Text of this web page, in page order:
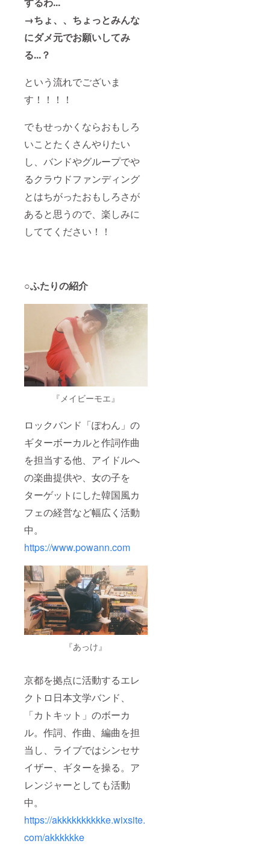
→ちょ、、ちょっとみんな
にダメ元でお願いしてみ
る...？
という流れでございま
す！！！！
でもせっかくならおもしろ
いことたくさんやりたい
し、バンドやグループでや
るクラウドファンディング
とはちがったおもしろさが
あると思うので、楽しみに
しててください！！
○ふたりの紹介
『メイビーモエ』
ロックバンド「ぽわん」の
ギターボーカルと作詞作曲
を担当する他、アイドルへ
の楽曲提供や、女の子を
ターゲットにした韓国風カ
フェの経営など幅広く活動
中。
https://www.powann.com
『あっけ』
京都を拠点に活動するエレ
クトロ日本文学バンド、
「カトキット」のボーカ
ル。作詞、作曲、編曲を担
当し、ライブではシンセサ
イザー、ギターを操る。ア
レンジャーとしても活動
中。
https://akkkkkkkkkke.wixsite.
com/akkkkkke